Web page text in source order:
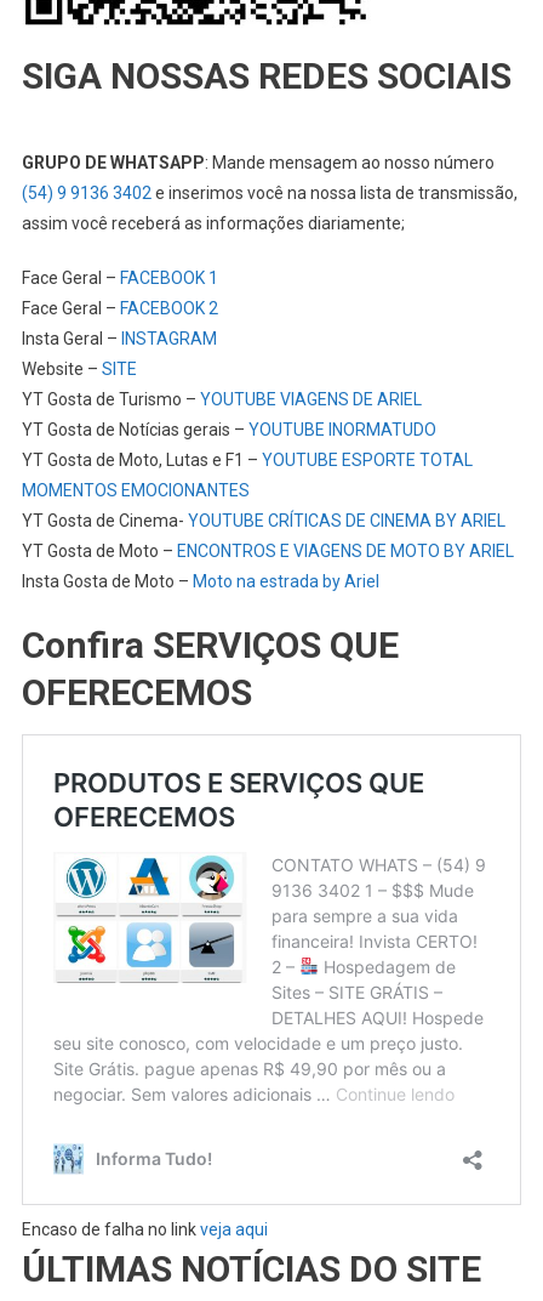
SIGA NOSSAS REDES SOCIAIS
GRUPO DE WHATSAPP: Mande mensagem ao nosso número
(54) 9 9136 3402 e inserimos você na nossa lista de transmissão,
assim você receberá as informações diariamente;
Face Geral – FACEBOOK 1
Face Geral – FACEBOOK 2
Insta Geral – INSTAGRAM
Website – SITE
YT Gosta de Turismo – YOUTUBE VIAGENS DE ARIEL
YT Gosta de Notícias gerais – YOUTUBE INORMATUDO
YT Gosta de Moto, Lutas e F1 – YOUTUBE ESPORTE TOTAL
MOMENTOS EMOCIONANTES
YT Gosta de Cinema- YOUTUBE CRÍTICAS DE CINEMA BY ARIEL
YT Gosta de Moto – ENCONTROS E VIAGENS DE MOTO BY ARIEL
Insta Gosta de Moto – Moto na estrada by Ariel
Confira SERVIÇOS QUE
OFERECEMOS
Encaso de falha no linkveja aqui
ÚLTIMAS NOTÍCIAS DO SITE